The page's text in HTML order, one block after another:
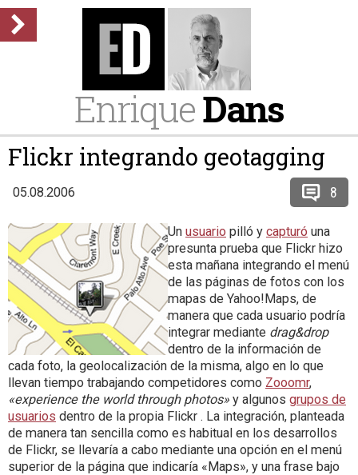
EnriqueDans
Flickr integrando geotagging
05.08.2006 8
Un usuario pilló y capturó una
presunta prueba que Flickr hizo
esta mañana integrando el menú
de las páginas de fotos con los
mapas de Yahoo!Maps, de
manera que cada usuario podría
integrar mediante drag&drop
dentro de la información de
cada foto, la geolocalización de la misma, algo en lo que
llevan tiempo trabajando competidores como Zooomr,
«experience the world through photos» y algunos grupos de
usuarios dentro de la propia Flickr . La integración, planteada
de manera tan sencilla como es habitual en los desarrollos
de Flickr, se llevaría a cabo mediante una opción en el menú
superior de la página que indicaría «Maps», y una frase bajo